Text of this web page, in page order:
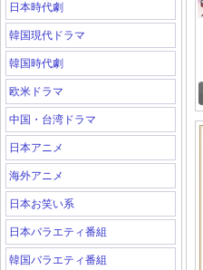
日本時代劇
韓国現代ドラマ
韓国時代劇
欧米ドラマ
中国・台湾ドラマ
日本アニメ
海外アニメ
日本お笑い系
日本バラエティ番組
韓国バラエティ番組